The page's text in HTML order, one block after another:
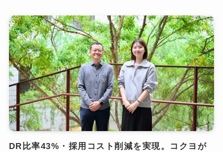
DR比率43%・採用コスト削減を実現。コクヨが